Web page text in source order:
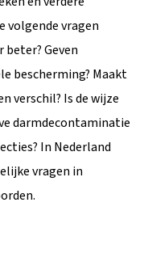
volgende vragen
Geven
bescherming? Maakt
verschil? Is de wijze
darmdecontaminatie
In Nederland
vragen in